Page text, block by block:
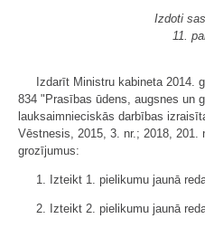
Izdoti
11.
Izdarīt Ministru kabineta 2014.
834 "Prasības ūdens, augsnes un
lauksaimnieciskās darbības
Vēstnesis, 2015, 3. nr.; 2018, 201.
grozījumus:
1. Izteikt 1. pielikumu jaunā
2. Izteikt 2. pielikumu jaunā